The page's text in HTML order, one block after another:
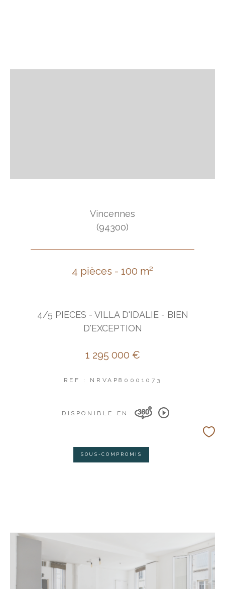
Vincennes
(94300)
4 pièces - 100 m²
4/5 PIECES - VILLA D'IDALIE - BIEN
D'EXCEPTION
1 295 000 €
REF : NRVAP80001073
DISPONIBLE EN
SOUS-COMPROMIS